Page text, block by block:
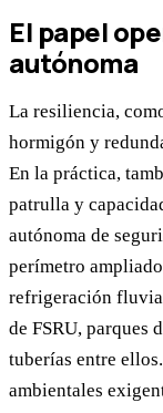
El papel
autónoma
La resiliencia,
hormigón y
En la práctica,
patrulla y
autónoma de
perímetro
refrigeración
de FSRU, parques
tuberías entre
ambientales